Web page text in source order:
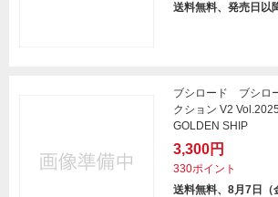
送料無料、発売日以
ブシロード ブシロ
クション V2
GOLDEN SHIP
3,300円
330ポイント
送料無料、8月7日（